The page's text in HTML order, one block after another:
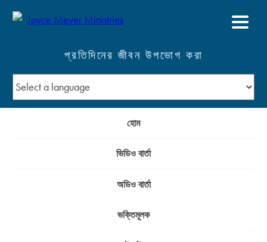
প্রতিদিনের জীবন উপভোগ করা
হোম
ভিডিও বার্তা
অডিও বার্তা
ভক্তিমূলক